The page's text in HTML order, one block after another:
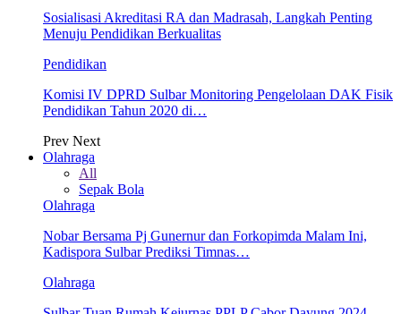
Sosialisasi Akreditasi RA dan Madrasah, Langkah Penting
Menuju Pendidikan Berkualitas
Pendidikan
Komisi IV DPRD Sulbar Monitoring Pengelolaan DAK Fisik
Pendidikan Tahun 2020 di…
Prev Next
Olahraga
All
Sepak Bola
Olahraga
Nobar Bersama Pj Gunernur dan Forkopimda Malam Ini,
Kadispora Sulbar Prediksi Timnas…
Olahraga